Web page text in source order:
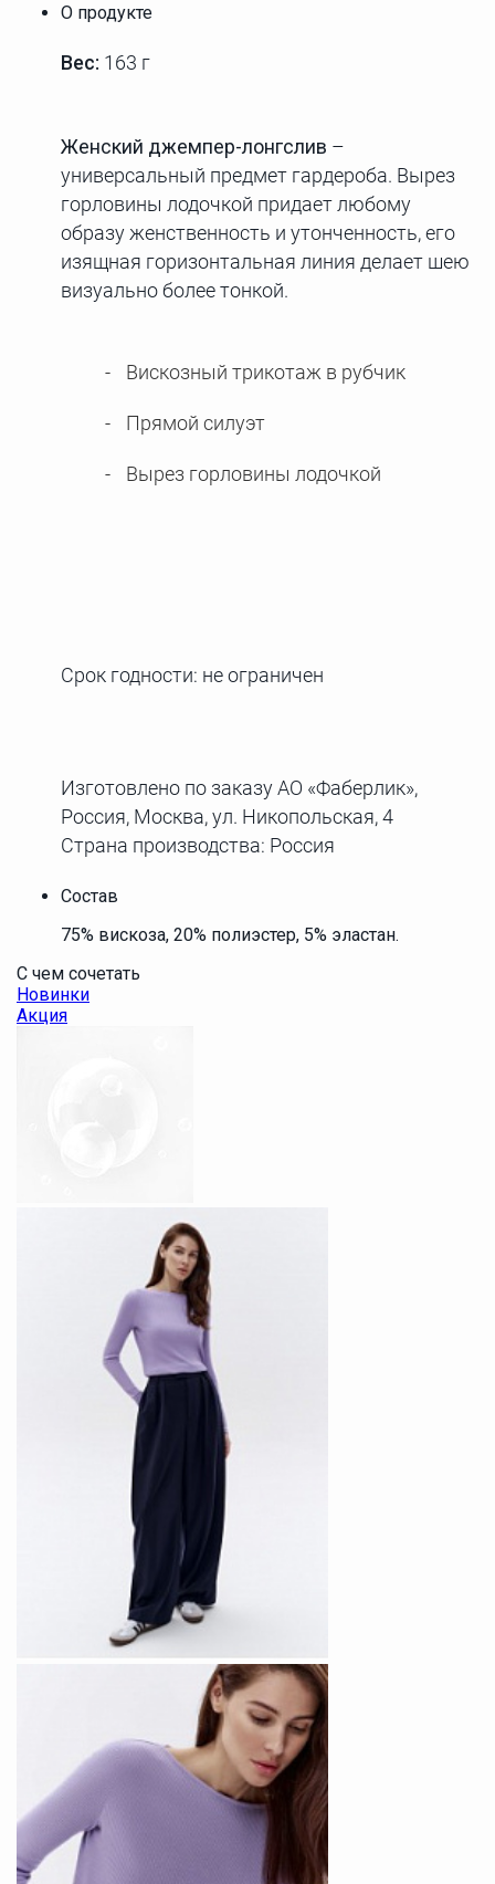
О продукте
Вес: 163 г
Женский джемпер-лонгслив –
универсальный предмет гардероба. Вырез
горловины лодочкой придает любому
образу женственность и утонченность, его
изящная горизонтальная линия делает шею
визуально более тонкой.
Вискозный трикотаж в рубчик
Прямой силуэт
Вырез горловины лодочкой
Срок годности: не ограничен
Изготовлено по заказу АО «Фаберлик»,
Россия, Москва, ул. Никопольская, 4
Страна производства: Россия
Состав
75% вискоза, 20% полиэстер, 5% эластан.
С чем сочетать
Новинки
Акция